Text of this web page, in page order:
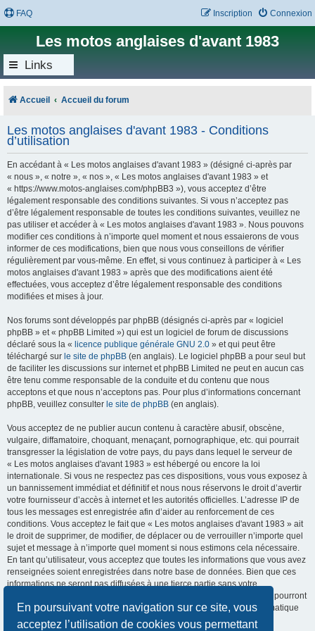
En poursuivant votre navigation sur ce site, vous
acceptez l’utilisation de cookies vous permettant
FAQ Connexion
Inscription
Les motos anglaises d'avant 1983
Links
Accueil Accueil du forum
Les motos anglaises d'avant 1983 - Conditions
d’utilisation
En accédant à « Les motos anglaises d'avant 1983 » (désigné ci-après par
« nous », « notre », « nos », « Les motos anglaises d'avant 1983 » et
« https://www.motos-anglaises.com/phpBB3 »), vous acceptez d’être
légalement responsable des conditions suivantes. Si vous n’acceptez pas
d’être légalement responsable de toutes les conditions suivantes, veuillez ne
pas utiliser et accéder à « Les motos anglaises d'avant 1983 ». Nous pouvons
modifier ces conditions à n’importe quel moment et nous essaierons de vous
informer de ces modifications, bien que nous vous conseillons de vérifier
régulièrement par vous-même. En effet, si vous continuez à participer à « Les
motos anglaises d'avant 1983 » après que des modifications aient été
effectuées, vous acceptez d’être légalement responsable des conditions
modifiées et mises à jour.
Nos forums sont développés par phpBB (désignés ci-après par « logiciel
phpBB » et « phpBB Limited ») qui est un logiciel de forum de discussions
déclaré sous la « licence publique générale GNU 2.0 » et qui peut être
téléchargé sur le site de phpBB (en anglais). Le logiciel phpBB a pour seul but
de faciliter les discussions sur internet et phpBB Limited ne peut en aucun cas
être tenu comme responsable de la conduite et du contenu que nous
acceptons et que nous n’acceptons pas. Pour plus d’informations concernant
phpBB, veuillez consulter le site de phpBB (en anglais).
Vous acceptez de ne publier aucun contenu à caractère abusif, obscène,
vulgaire, diffamatoire, choquant, menaçant, pornographique, etc. qui pourrait
transgresser la législation de votre pays, du pays dans lequel le serveur de
« Les motos anglaises d'avant 1983 » est hébergé ou encore la loi
internationale. Si vous ne respectez pas ces dispositions, vous vous exposez à
un bannissement immédiat et définitif et nous nous réservons le droit d’avertir
votre fournisseur d’accès à internet et les autorités officielles. L’adresse IP de
tous les messages est enregistrée afin d’aider au renforcement de ces
conditions. Vous acceptez le fait que « Les motos anglaises d'avant 1983 » ait
le droit de supprimer, de modifier, de déplacer ou de verrouiller n’importe quel
sujet et message à n’importe quel moment si nous estimons cela nécessaire.
En tant qu’utilisateur, vous acceptez que toutes les informations que vous avez
renseignées soient enregistrées dans notre base de données. Bien que ces
informations ne seront pas diffusées à une tierce partie sans votre
consentement, ni « Les motos anglaises d'avant 1983 », ni phpBB, ne pourront
être tenus comme responsables en cas de tentative de piratage informatique
visant à compromettre vos données.